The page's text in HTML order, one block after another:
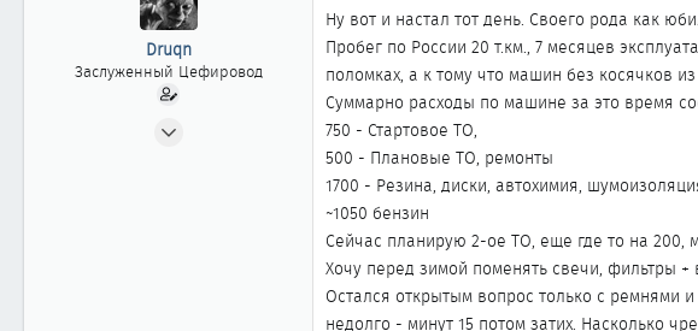
Druqn
Заслуженный Цефировод
Ну вот и настал тот день. Своего рода как
Пробег по России 20 т.км., 7 месяцев
поломках, а к тому что машин без косячков
Суммарно расходы по машине за это время
750 - Стартовое ТО,
500 - Плановые ТО, ремонты
1700 - Резина, диски, автохимия,
~1050 бензин
Сейчас планирую 2-ое ТО, еще где то на 200,
Хочу перед зимой поменять свечи, фильтры
Остался открытым вопрос только с ремнями
недолго - минут 15 потом затих. Насколько